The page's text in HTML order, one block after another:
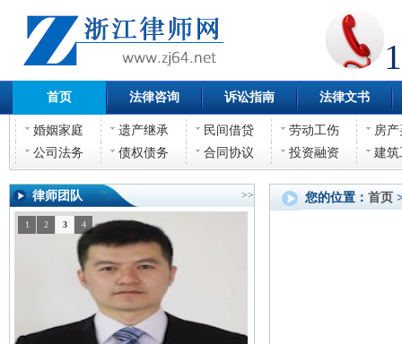
首页 法律咨询 诉讼指南 法律文书
婚姻家庭 遗产继承 民间借贷 劳动工伤
房
公司法务
债权债务 合同协议 投资融资 建筑
律师团队 >>
1 2 3 4
您的位置： 首页